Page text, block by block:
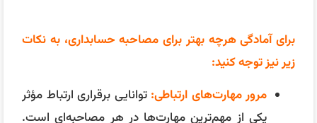
داشتن سوالات آماده:سوالاتی را آماده کنید که نشان
دهد شما در مورد شرکت و موقعیت شغلی تحقیق
کرده‌اید و علاقه‌مند به یادگیری بیشتر هستید.
مدیریت استرس
یاد بگیرید چگونه استرس خود را